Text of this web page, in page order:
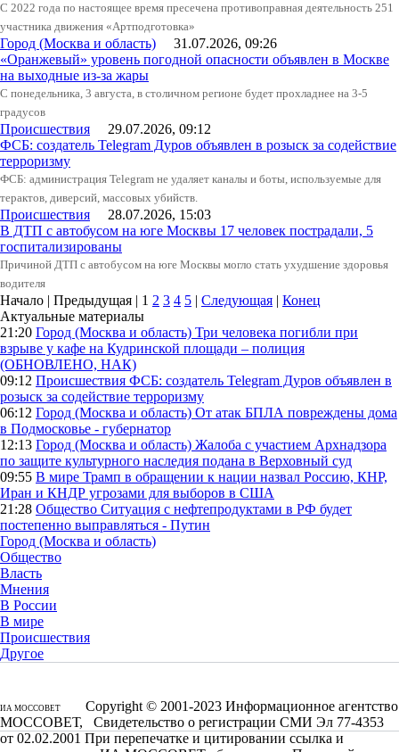
С 2022 года по настоящее время пресечена противоправная деятельность 251
участника движения «Артподготовка»
Город (Москва и область) 31.07.2026, 09:26
«Оранжевый» уровень погодной опасности объявлен в Москве
на выходные из-за жары
С понедельника, 3 августа, в столичном регионе будет прохладнее на 3-5
градусов
Происшествия 29.07.2026, 09:12
ФСБ: создатель Telegram Дуров объявлен в розыск за содействие
терроризму
ФСБ: администрация Telegram не удаляет каналы и боты, используемые для
терактов, диверсий, массовых убийств.
Происшествия 28.07.2026, 15:03
В ДТП с автобусом на юге Москвы 17 человек пострадали, 5
госпитализированы
Причиной ДТП с автобусом на юге Москвы могло стать ухудшение здоровья
водителя
Начало | Предыдущая | 1 2 3 4 5 | Следующая | Конец
Актуальные материалы
21:20 Город (Москва и область) Три человека погибли при
взрыве у кафе на Кудринской площади – полиция
(ОБНОВЛЕНО, НАК)
09:12 Происшествия ФСБ: создатель Telegram Дуров объявлен в
розыск за содействие терроризму
06:12 Город (Москва и область) От атак БПЛА повреждены дома
в Подмосковье - губернатор
12:13 Город (Москва и область) Жалоба с участием Архнадзора
по защите культурного наследия подана в Верховный суд
09:55 В мире Трамп в обращении к нации назвал Россию, КНР,
Иран и КНДР угрозами для выборов в США
21:28 Общество Ситуация с нефтепродуктами в РФ будет
постепенно выправляться - Путин
Город (Москва и область)
Общество
Власть
Мнения
В России
В мире
Происшествия
Другое
ИА МОССОВЕТ
Copyright © 2001-2023 Информационное агентство
МОССОВЕТ, Свидетельство о регистрации СМИ Эл 77-4353
от 02.02.2001 При перепечатке и цитировании ссылка и